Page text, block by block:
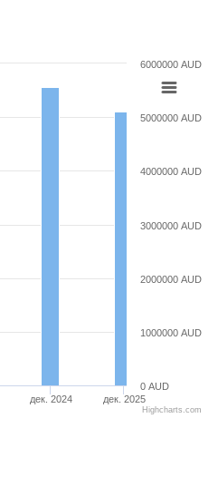
дек. 2024 дек. 2025
0 AUD
1000000 AUD
2000000 AUD
3000000 AUD
4000000 AUD
5000000 AUD
6000000 AUD
Highcharts.com